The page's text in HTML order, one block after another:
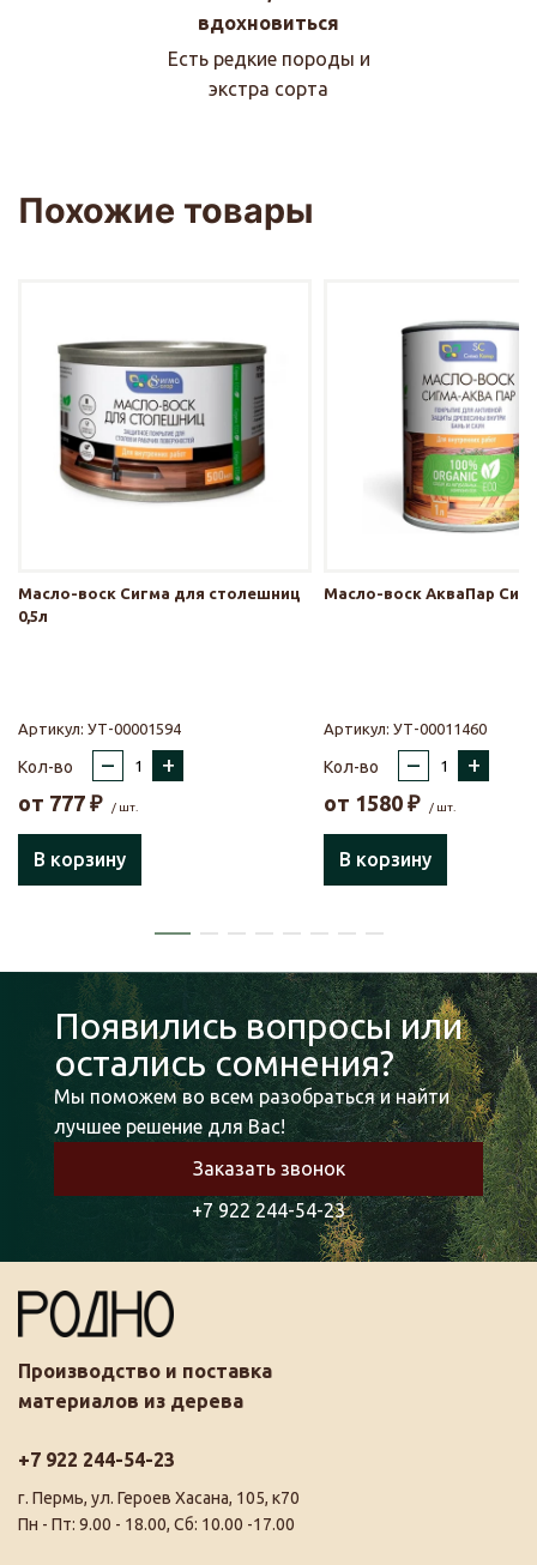
вдохновиться
Есть редкие породы и
экстра сорта
Похожие товары
Масло-воск Сигма для столешниц
0,5л
Артикул: УТ-00001594
Кол-во – +
от 777 ₽ / шт.
В корзину
Масло-воск АкваПар
Артикул: УТ-00011460
Кол-во – +
от 1580 ₽ / шт.
В корзину
Появились вопросы или
остались сомнения?
Мы поможем во всем разобраться и найти
лучшее решение для Вас!
Заказать звонок
+7 922 244-54-23
Производство и поставка
материалов из дерева
+7 922 244-54-23
г. Пермь, ул. Героев Хасана, 105, к70
Пн - Пт: 9.00 - 18.00, Сб: 10.00 -17.00